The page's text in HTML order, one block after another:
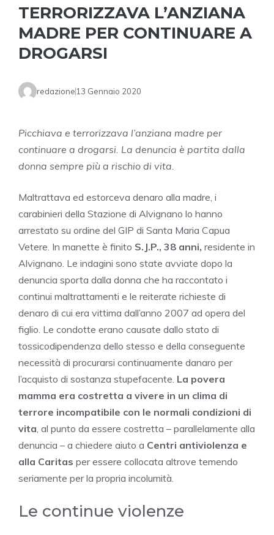
TERRORIZZAVA L’ANZIANA
MADRE PER CONTINUARE A
DROGARSI
redazione 13 Gennaio 2020
Picchiava e terrorizzava l’anziana madre per
continuare a drogarsi. La denuncia è partita dalla
donna sempre più a rischio di vita.
Maltrattava ed estorceva denaro alla madre, i
carabinieri della Stazione di Alvignano lo hanno
arrestato su ordine del GIP di Santa Maria Capua
Vetere. In manette è finito S.J.P., 38 anni, residente in
Alvignano. Le indagini sono state avviate dopo la
denuncia sporta dalla donna che ha raccontato i
continui maltrattamenti e le reiterate richieste di
denaro di cui era vittima dall’anno 2007 ad opera del
figlio. Le condotte erano causate dallo stato di
tossicodipendenza dello stesso e della conseguente
necessità di procurarsi continuamente danaro per
l’acquisto di sostanza stupefacente. La povera
mamma era costretta a vivere in un clima di
terrore incompatibile con le normali condizioni di
vita, al punto da essere costretta – parallelamente alla
denuncia – a chiedere aiuto a Centri antiviolenza e
alla Caritas per essere collocata altrove temendo
seriamente per la propria incolumità.
Le continue violenze